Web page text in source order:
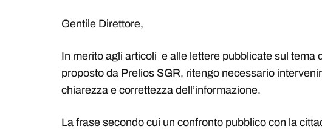
Gentile Direttore,
In merito agli articoli e alle lettere pubblicate sul tema
proposto da Prelios SGR, ritengo necessario
chiarezza e correttezza dell’informazione.
La frase secondo cui un confronto pubblico con la